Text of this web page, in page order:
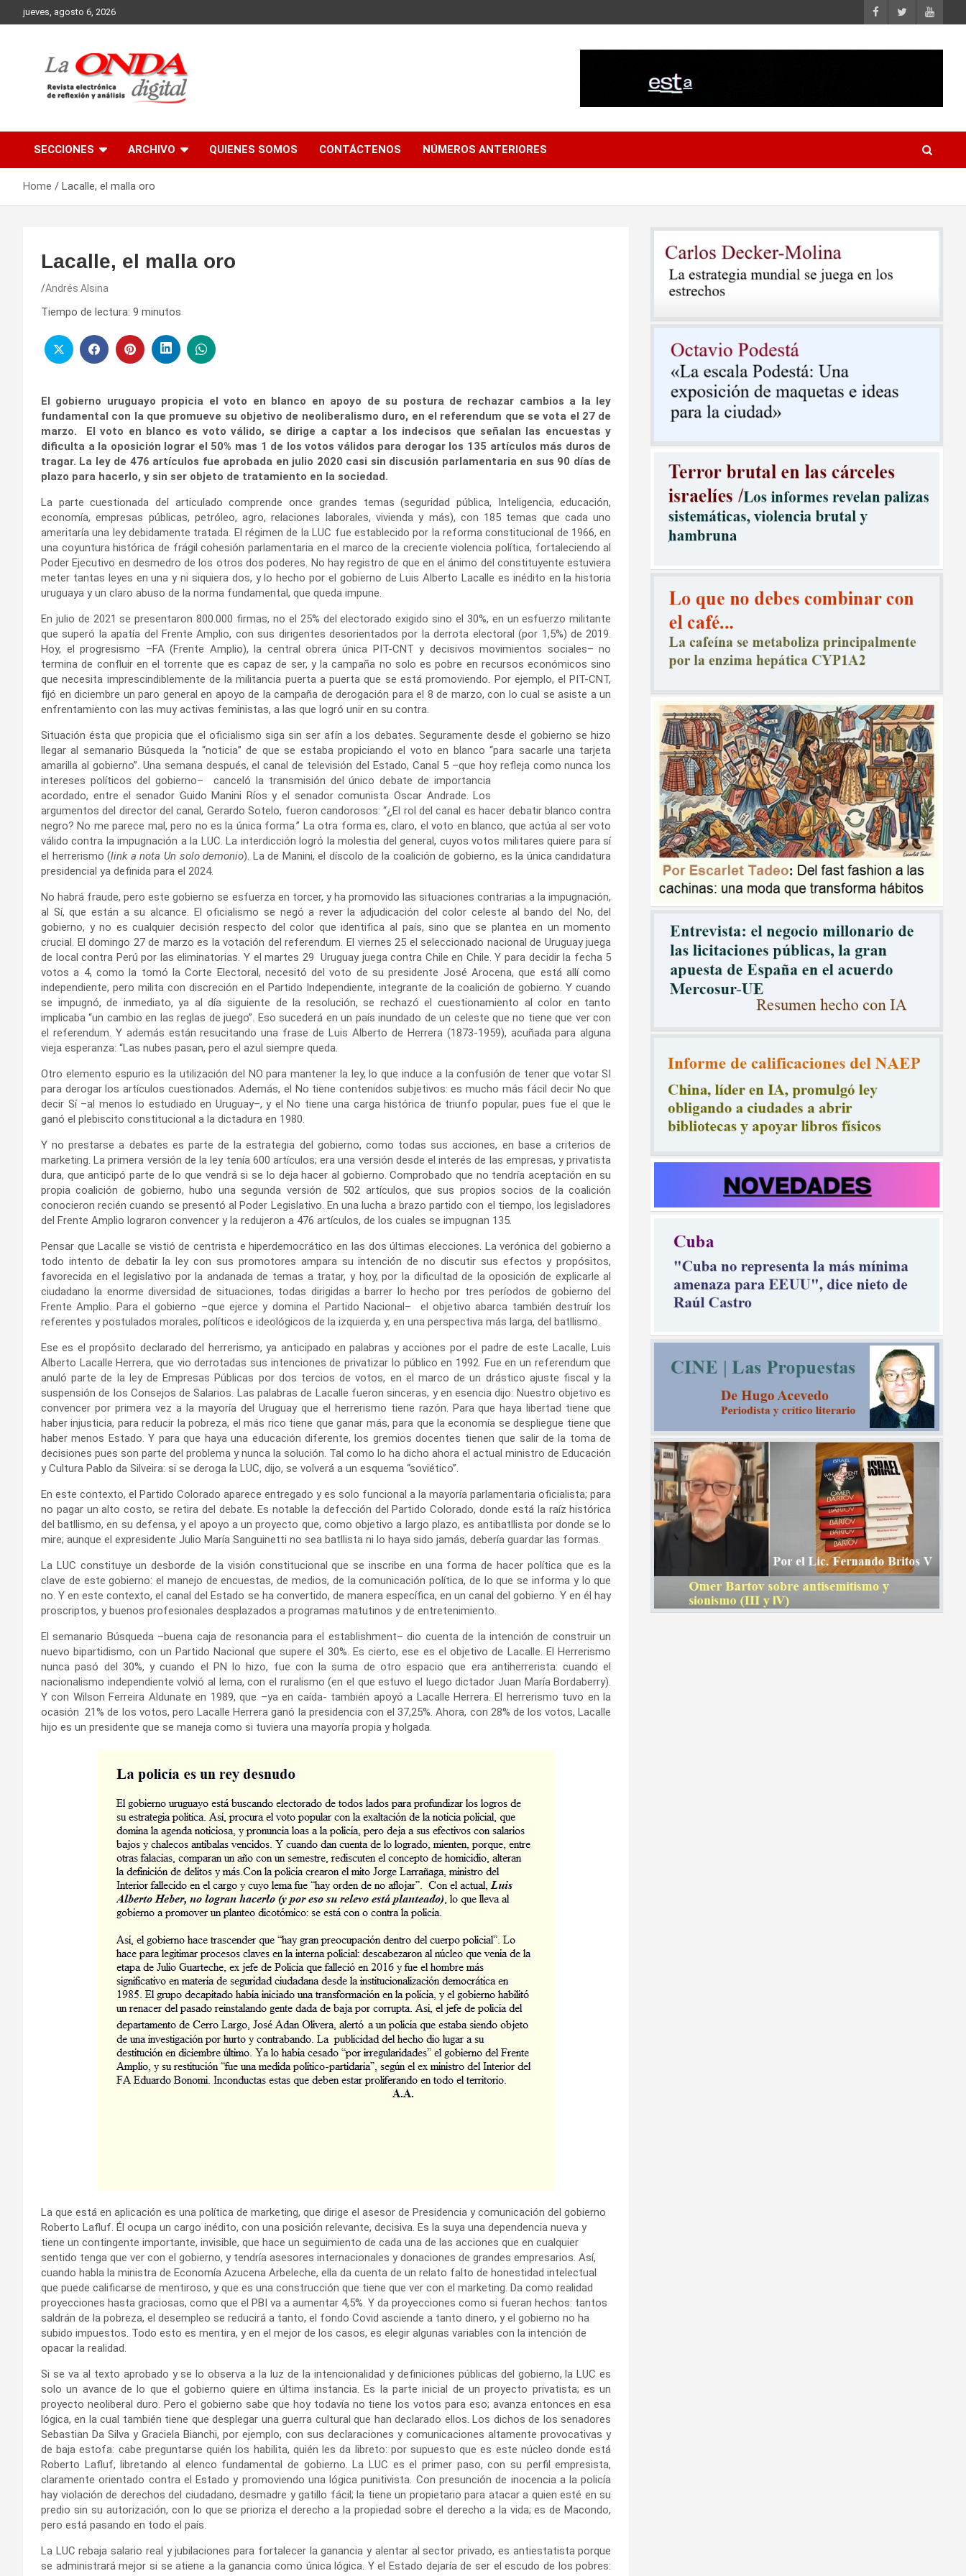
to
jueves, agosto 6, 2026
SECCIONES ARCHIVO QUIENES SOMOS CONTÁCTENOS NÚMEROS ANTERIORES
Home Lacalle, el malla oro
Lacalle, el malla oro
Andrés Alsina
Tiempo de lectura: 9 minutos
El gobierno uruguayo propicia el voto en blanco en apoyo de su postura de rechazar cambios a la ley
fundamental con la que promueve su objetivo de neoliberalismo duro, en el referendum que se vota el 27 de
marzo. El voto en blanco es voto válido, se dirige a captar a los indecisos que señalan las encuestas y
dificulta a la oposición lograr el 50% mas 1 de los votos válidos para derogar los 135 artículos más duros de
tragar. La ley de 476 artículos fue aprobada en julio 2020 casi sin discusión parlamentaria en sus 90 días de
plazo para hacerlo, y sin ser objeto de tratamiento en la sociedad.
La parte cuestionada del articulado comprende once grandes temas (seguridad pública, Inteligencia, educación,
economía, empresas públicas, petróleo, agro, relaciones laborales, vivienda y más), con 185 temas que cada uno
ameritaría una ley debidamente tratada. El régimen de la LUC fue establecido por la reforma constitucional de 1966, en
una coyuntura histórica de frágil cohesión parlamentaria en el marco de la creciente violencia política, fortaleciendo al
Poder Ejecutivo en desmedro de los otros dos poderes. No hay registro de que en el ánimo del constituyente estuviera
meter tantas leyes en una y ni siquiera dos, y lo hecho por el gobierno de Luis Alberto Lacalle es inédito en la historia
uruguaya y un claro abuso de la norma fundamental, que queda impune.
En julio de 2021 se presentaron 800.000 firmas, no el 25% del electorado exigido sino el 30%, en un esfuerzo militante
que superó la apatía del Frente Amplio, con sus dirigentes desorientados por la derrota electoral (por 1,5%) de 2019.
Hoy, el progresismo –FA (Frente Amplio), la central obrera única PIT-CNT y decisivos movimientos sociales– no
termina de confluir en el torrente que es capaz de ser, y la campaña no solo es pobre en recursos económicos sino
que necesita imprescindiblemente de la militancia puerta a puerta que se está promoviendo. Por ejemplo, el PIT-CNT,
fijó en diciembre un paro general en apoyo de la campaña de derogación para el 8 de marzo, con lo cual se asiste a un
enfrentamiento con las muy activas feministas, a las que logró unir en su contra.
Situación ésta que propicia que el oficialismo siga sin ser afín a los debates. Seguramente desde el gobierno se hizo
llegar al semanario Búsqueda la “noticia” de que se estaba propiciando el voto en blanco “para sacarle una tarjeta
amarilla al gobierno”. Una semana después, el canal de televisión del Estado, Canal 5 –que hoy refleja como nunca los
intereses políticos del gobierno– canceló la transmisión del único debate de importancia
acordado, entre el senador Guido Manini Ríos y el senador comunista Oscar Andrade. Los
argumentos del director del canal, Gerardo Sotelo, fueron candorosos: “¿El rol del canal es hacer debatir blanco contra
negro? No me parece mal, pero no es la única forma.” La otra forma es, claro, el voto en blanco, que actúa al ser voto
válido contra la impugnación a la LUC. La interdicción logró la molestia del general, cuyos votos militares quiere para sí
el herrerismo (link a nota Un solo demonio). La de Manini, el díscolo de la coalición de gobierno, es la única candidatura
presidencial ya definida para el 2024.
No habrá fraude, pero este gobierno se esfuerza en torcer, y ha promovido las situaciones contrarias a la impugnación,
al Sí, que están a su alcance. El oficialismo se negó a rever la adjudicación del color celeste al bando del No, del
gobierno, y no es cualquier decisión respecto del color que identifica al país, sino que se plantea en un momento
crucial. El domingo 27 de marzo es la votación del referendum. El viernes 25 el seleccionado nacional de Uruguay juega
de local contra Perú por las eliminatorias. Y el martes 29 Uruguay juega contra Chile en Chile. Y para decidir la fecha 5
votos a 4, como la tomó la Corte Electoral, necesitó del voto de su presidente José Arocena, que está allí como
independiente, pero milita con discreción en el Partido Independiente, integrante de la coalición de gobierno. Y cuando
se impugnó, de inmediato, ya al día siguiente de la resolución, se rechazó el cuestionamiento al color en tanto
implicaba “un cambio en las reglas de juego”. Eso sucederá en un país inundado de un celeste que no tiene que ver con
el referendum. Y además están resucitando una frase de Luis Alberto de Herrera (1873-1959), acuñada para alguna
vieja esperanza: “Las nubes pasan, pero el azul siempre queda.
Otro elemento espurio es la utilización del NO para mantener la ley, lo que induce a la confusión de tener que votar SI
para derogar los artículos cuestionados. Además, el No tiene contenidos subjetivos: es mucho más fácil decir No que
decir Sí –al menos lo estudiado en Uruguay–, y el No tiene una carga histórica de triunfo popular, pues fue el que le
ganó el plebiscito constitucional a la dictadura en 1980.
Y no prestarse a debates es parte de la estrategia del gobierno, como todas sus acciones, en base a criterios de
marketing. La primera versión de la ley tenía 600 artículos; era una versión desde el interés de las empresas, y privatista
dura, que anticipó parte de lo que vendrá si se lo deja hacer al gobierno. Comprobado que no tendría aceptación en su
propia coalición de gobierno, hubo una segunda versión de 502 artículos, que sus propios socios de la coalición
conocieron recién cuando se presentó al Poder Legislativo. En una lucha a brazo partido con el tiempo, los legisladores
del Frente Amplio lograron convencer y la redujeron a 476 artículos, de los cuales se impugnan 135.
Pensar que Lacalle se vistió de centrista e hiperdemocrático en las dos últimas elecciones. La verónica del gobierno a
todo intento de debatir la ley con sus promotores ampara su intención de no discutir sus efectos y propósitos,
favorecida en el legislativo por la andanada de temas a tratar, y hoy, por la dificultad de la oposición de explicarle al
ciudadano la enorme diversidad de situaciones, todas dirigidas a barrer lo hecho por tres períodos de gobierno del
Frente Amplio. Para el gobierno –que ejerce y domina el Partido Nacional– el objetivo abarca también destruír los
referentes y postulados morales, políticos e ideológicos de la izquierda y, en una perspectiva más larga, del batllismo.
Ese es el propósito declarado del herrerismo, ya anticipado en palabras y acciones por el padre de este Lacalle, Luis
Alberto Lacalle Herrera, que vio derrotadas sus intenciones de privatizar lo público en 1992. Fue en un referendum que
anuló parte de la ley de Empresas Públicas por dos tercios de votos, en el marco de un drástico ajuste fiscal y la
suspensión de los Consejos de Salarios. Las palabras de Lacalle fueron sinceras, y en esencia dijo: Nuestro objetivo es
convencer por primera vez a la mayoría del Uruguay que el herrerismo tiene razón. Para que haya libertad tiene que
haber injusticia, para reducir la pobreza, el más rico tiene que ganar más, para que la economía se despliegue tiene que
haber menos Estado. Y para que haya una educación diferente, los gremios docentes tienen que salir de la toma de
decisiones pues son parte del problema y nunca la solución. Tal como lo ha dicho ahora el actual ministro de Educación
y Cultura Pablo da Silveira: si se deroga la LUC, dijo, se volverá a un esquema “soviético”.
En este contexto, el Partido Colorado aparece entregado y es solo funcional a la mayoría parlamentaria oficialista; para
no pagar un alto costo, se retira del debate. Es notable la defección del Partido Colorado, donde está la raíz histórica
del batllismo, en su defensa, y el apoyo a un proyecto que, como objetivo a largo plazo, es antibatllista por donde se lo
mire; aunque el expresidente Julio María Sanguinetti no sea batllista ni lo haya sido jamás, debería guardar las formas.
La LUC constituye un desborde de la visión constitucional que se inscribe en una forma de hacer política que es la
clave de este gobierno: el manejo de encuestas, de medios, de la comunicación política, de lo que se informa y lo que
no. Y en este contexto, el canal del Estado se ha convertido, de manera específica, en un canal del gobierno. Y en él hay
proscriptos, y buenos profesionales desplazados a programas matutinos y de entretenimiento.
El semanario Búsqueda –buena caja de resonancia para el establishment– dio cuenta de la intención de construir un
nuevo bipartidismo, con un Partido Nacional que supere el 30%. Es cierto, ese es el objetivo de Lacalle. El Herrerismo
nunca pasó del 30%, y cuando el PN lo hizo, fue con la suma de otro espacio que era antiherrerista: cuando el
nacionalismo independiente volvió al lema, con el ruralismo (en el que estuvo el luego dictador Juan María Bordaberry).
Y con Wilson Ferreira Aldunate en 1989, que –ya en caída- también apoyó a Lacalle Herrera. El herrerismo tuvo en la
ocasión 21% de los votos, pero Lacalle Herrera ganó la presidencia con el 37,25%. Ahora, con 28% de los votos, Lacalle
hijo es un presidente que se maneja como si tuviera una mayoría propia y holgada.
La que está en aplicación es una política de marketing, que dirige el asesor de Presidencia y comunicación del gobierno
Roberto Lafluf. Él ocupa un cargo inédito, con una posición relevante, decisiva. Es la suya una dependencia nueva y
tiene un contingente importante, invisible, que hace un seguimiento de cada una de las acciones que en cualquier
sentido tenga que ver con el gobierno, y tendría asesores internacionales y donaciones de grandes empresarios. Así,
cuando habla la ministra de Economía Azucena Arbeleche, ella da cuenta de un relato falto de honestidad intelectual
que puede calificarse de mentiroso, y que es una construcción que tiene que ver con el marketing. Da como realidad
proyecciones hasta graciosas, como que el PBI va a aumentar 4,5%. Y da proyecciones como si fueran hechos: tantos
saldrán de la pobreza, el desempleo se reducirá a tanto, el fondo Covid asciende a tanto dinero, y el gobierno no ha
subido impuestos. Todo esto es mentira, y en el mejor de los casos, es elegir algunas variables con la intención de
opacar la realidad.
Si se va al texto aprobado y se lo observa a la luz de la intencionalidad y definiciones públicas del gobierno, la LUC es
solo un avance de lo que el gobierno quiere en última instancia. Es la parte inicial de un proyecto privatista; es un
proyecto neoliberal duro. Pero el gobierno sabe que hoy todavía no tiene los votos para eso; avanza entonces en esa
lógica, en la cual también tiene que desplegar una guerra cultural que han declarado ellos. Los dichos de los senadores
Sebastian Da Silva y Graciela Bianchi, por ejemplo, con sus declaraciones y comunicaciones altamente provocativas y
de baja estofa: cabe preguntarse quién los habilita, quién les da libreto: por supuesto que es este núcleo donde está
Roberto Lafluf, libretando al elenco fundamental de gobierno. La LUC es el primer paso, con su perfil empresista,
claramente orientado contra el Estado y promoviendo una lógica punitivista. Con presunción de inocencia a la policía
hay violación de derechos del ciudadano, desmadre y gatillo fácil; la tiene un propietario para atacar a quien esté en su
predio sin su autorización, con lo que se prioriza el derecho a la propiedad sobre el derecho a la vida; es de Macondo,
pero está pasando en todo el país.
La LUC rebaja salario real y jubilaciones para fortalecer la ganancia y alentar al sector privado, es antiestatista porque
se administrará mejor si se atiene a la ganancia como única lógica. Y el Estado dejaría de ser el escudo de los pobres: